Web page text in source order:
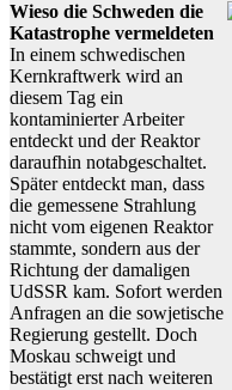
Wieso die Schweden die
Katastrophe vermeldeten
In einem schwedischen
Kernkraftwerk wird an
diesem Tag ein
kontaminierter Arbeiter
entdeckt und der Reaktor
daraufhin notabgeschaltet.
Später entdeckt man, dass
die gemessene Strahlung
nicht vom eigenen Reaktor
stammte, sondern aus der
Richtung der damaligen
UdSSR kam. Sofort werden
Anfragen an die sowjetische
Regierung gestellt. Doch
Moskau schweigt und
bestätigt erst nach weiteren